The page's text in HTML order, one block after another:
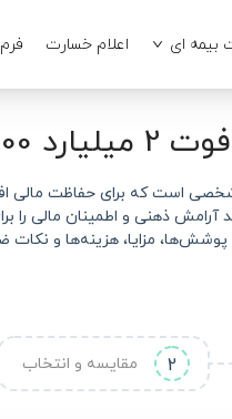
بیمه ای اعلام خسارت
است که برای حفاظت مالی
آرامش ذهنی و اطمینان مالی را
مزایا، هزینه‌ها و
2 مقایسه و انتخاب